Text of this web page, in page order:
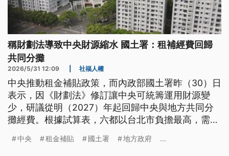
稱財劃法導致中央財源縮水 國土署：租補經費回歸
共同分攤
2026/5/31 12:09 社福人權
中央推動租金補貼政策，而內政部國土署昨（30）日
表示，因《財劃法》修訂讓中央可統籌運用財源變
少，研議從明（2027）年起回歸中央與地方共同分
攤經費。根據試算表，六都以台北市負擔最高，需自
單」的感覺。而高雄市府憂心會排擠社福與其他政策
中央 租金補貼 國土署 地方政府 ...